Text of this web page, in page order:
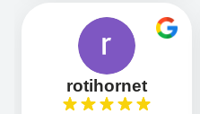
2 zlecenia na rolkę.
Polecam.
rotihornet